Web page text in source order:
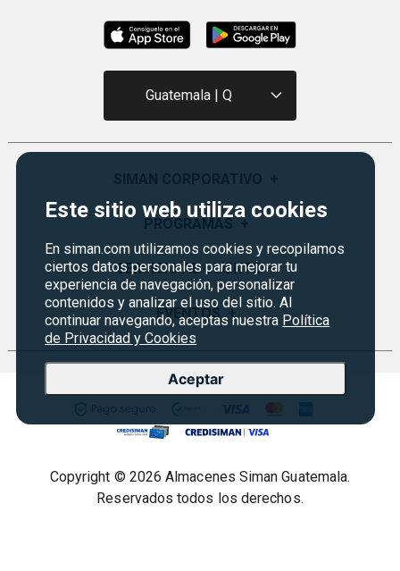
Este sitio web utiliza cookies
En siman.com utilizamos cookies y recopilamos
ciertos datos personales para mejorar tu
experiencia de navegación, personalizar
contenidos y analizar el uso del sitio. Al
continuar navegando, aceptas nuestra Política
de Privacidad y Cookies
Aceptar
Guatemala | Q
Quiénes Somos
Visión y Misión
Historia
Sucursales
Servicios
Empleos Siman
Monedero
Certificados de Regalo
Siman PRO
SERVICIO AL CLIENTE +
Preguntas Frecuentes
Política de devoluciones y garantías
Contáctenos
Seguridad del sitio
Política de Privacidad
Términos legales
EVENTOS +
Copyright © 2026 Almacenes Siman Guatemala.
Reservados todos los derechos.